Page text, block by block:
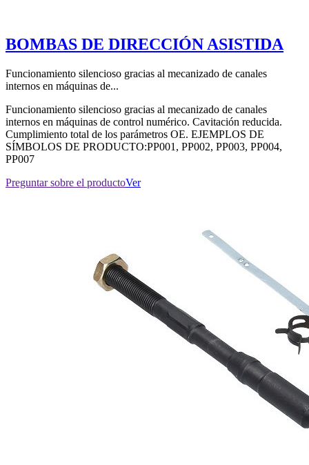
BOMBAS DE DIRECCIÓN ASISTIDA
Funcionamiento silencioso gracias al mecanizado de canales
internos en máquinas de...
Funcionamiento silencioso gracias al mecanizado de canales
internos en máquinas de control numérico. Cavitación reducida.
Cumplimiento total de los parámetros OE. EJEMPLOS DE
SÍMBOLOS DE PRODUCTO:PP001, PP002, PP003, PP004,
PP007
Preguntar sobre el productoVer